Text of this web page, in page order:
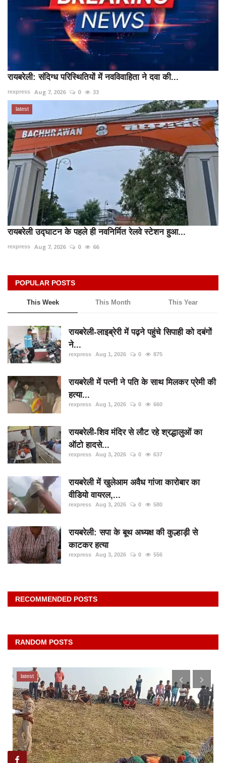
रायबरेली: संदिग्ध परिस्थितियों में नवविवाहिता ने दवा की...
rexpress Aug 7, 2026 0 33
latest
रायबरेली उद्घाटन के पहले ही नवनिर्मित रेलवे स्टेशन हुआ...
rexpress Aug 7, 2026 0 66
POPULAR POSTS
This Week This Month This Year
रायबरेली-लाइब्रेरी में पढ़ने पहुंचे सिपाही को दबंगों
ने...
rexpress Aug 1, 2026 0 875
रायबरेली में पत्नी ने पति के साथ मिलकर प्रेमी की
हत्या...
rexpress Aug 1, 2026 0 660
रायबरेली-शिव मंदिर से लौट रहे श्रद्धालुओं का
ऑटो हादसे...
rexpress Aug 3, 2026 0 637
रायबरेली में खुलेआम अवैध गांजा कारोबार का
वीडियो वायरल,...
rexpress Aug 3, 2026 0 580
रायबरेली: सपा के बूथ अध्यक्ष की कुल्हाड़ी से
काटकर हत्या
rexpress Aug 3, 2026 0 556
RECOMMENDED POSTS
RANDOM POSTS
latest